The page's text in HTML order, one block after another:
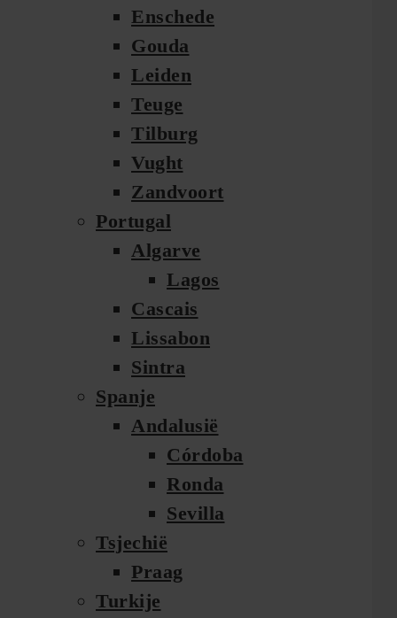
Enschede
Gouda
Leiden
Teuge
Tilburg
Vught
Zandvoort
Portugal
Algarve
Lagos
Cascais
Lissabon
Sintra
Spanje
Andalusië
Córdoba
Ronda
Sevilla
Tsjechië
Praag
Turkije